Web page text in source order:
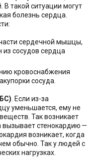
В такой ситуации могут
болезнь сердца.
сердечной мышцы,
из сосудов сердца
кровоснабжения
сосуда.
. Если из-за
уменьшается, ему не
Так возникает
стенокардию —
возникает, когда
обычно. Так у людей с
нагрузках.